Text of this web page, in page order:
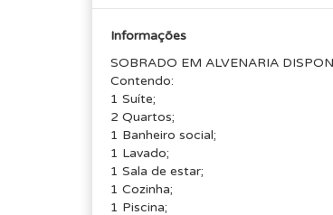
Informações
SOBRADO EM ALVENARIA
Contendo:
1 Suíte;
2 Quartos;
1 Banheiro social;
1 Lavado;
1 Sala de estar;
1 Cozinha;
1 Piscina;